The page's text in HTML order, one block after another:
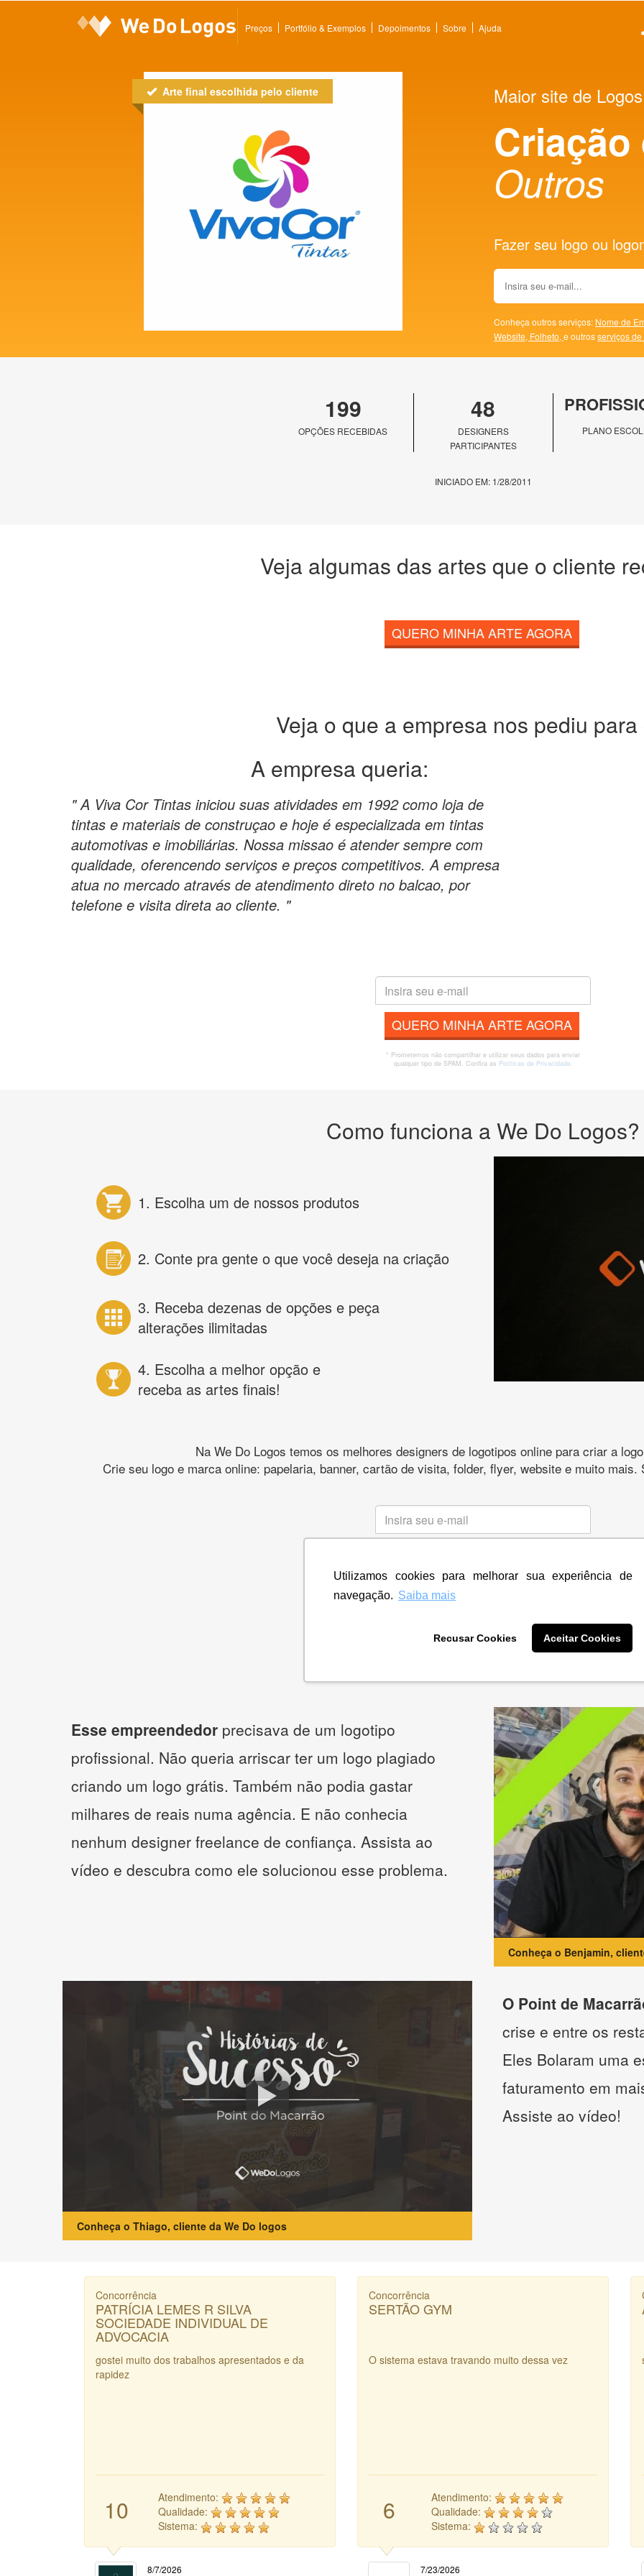
Utilizamos cookies para melhorar sua experiência de
navegação. Saiba mais
Recusar Cookies Aceitar Cookies
Preços Portfólio & Exemplos Depoimentos Sobre Ajuda
Arte final escolhida pelo cliente Maior site de
Criação
Outros
Fazer seu logo ou
Conheça outros serviços: Nome de
Website, Folheto, e outrosserviços
199
OPÇÕES RECEBIDAS
48
DESIGNERS
PARTICIPANTES
PLANO
INICIADO EM: 1/28/2011
Veja algumas das artes que o cliente
QUERO MINHA ARTE AGORA
Veja o que a empresa nos pediu para
A empresa queria:
" A Viva Cor Tintas iniciou suas atividades em 1992 como loja de
tintas e materiais de construçao e hoje é especializada em tintas
automotivas e imobiliárias. Nossa missao é atender sempre com
qualidade, oferencendo serviços e preços competitivos. A empresa
atua no mercado através de atendimento direto no balcao, por
telefone e visita direta ao cliente. "
QUERO MINHA ARTE AGORA
* Prometemos não compartilhar e utilizar seus dados para enviar
qualquer tipo de SPAM. Confira as Políticas de Privacidade.
Como funciona a We Do Logos?
1. Escolha um de nossos produtos
2. Conte pra gente o que você deseja na criação
3. Receba dezenas de opções e peça
alterações ilimitadas
4. Escolha a melhor opção e
receba as artes finais!
Na We Do Logos temos os melhores designers de logotipos online para criar a
Crie seu logo e marca online: papelaria, banner, cartão de visita, folder, flyer, website e muito
* Prometemos não compartilhar e utilizar seus dados para enviar
qualquer tipo de SPAM. Confira as
Esse empreendedor precisava de um logotipo
profissional. Não queria arriscar ter um logo plagiado
criando um logo grátis. Também não podia gastar
milhares de reais numa agência. E não conhecia
nenhum designer freelance de confiança. Assista ao
vídeo e descubra como ele solucionou esse problema.
Conheça o Benjamin,
Conheça o Thiago, cliente da We Do logos
O Point de
crise e entre os
Eles Bolaram uma
faturamento em
Assiste ao vídeo!
Concorrência
PATRÍCIA LEMES R SILVA
SOCIEDADE INDIVIDUAL DE
ADVOCACIA
gostei muito dos trabalhos apresentados e da
rapidez
10
Atendimento:
Qualidade:
Sistema:
8/7/2026
Concorrência
SERTÃO GYM
O sistema estava travando muito dessa vez
6
Atendimento:
Qualidade:
Sistema:
7/23/2026